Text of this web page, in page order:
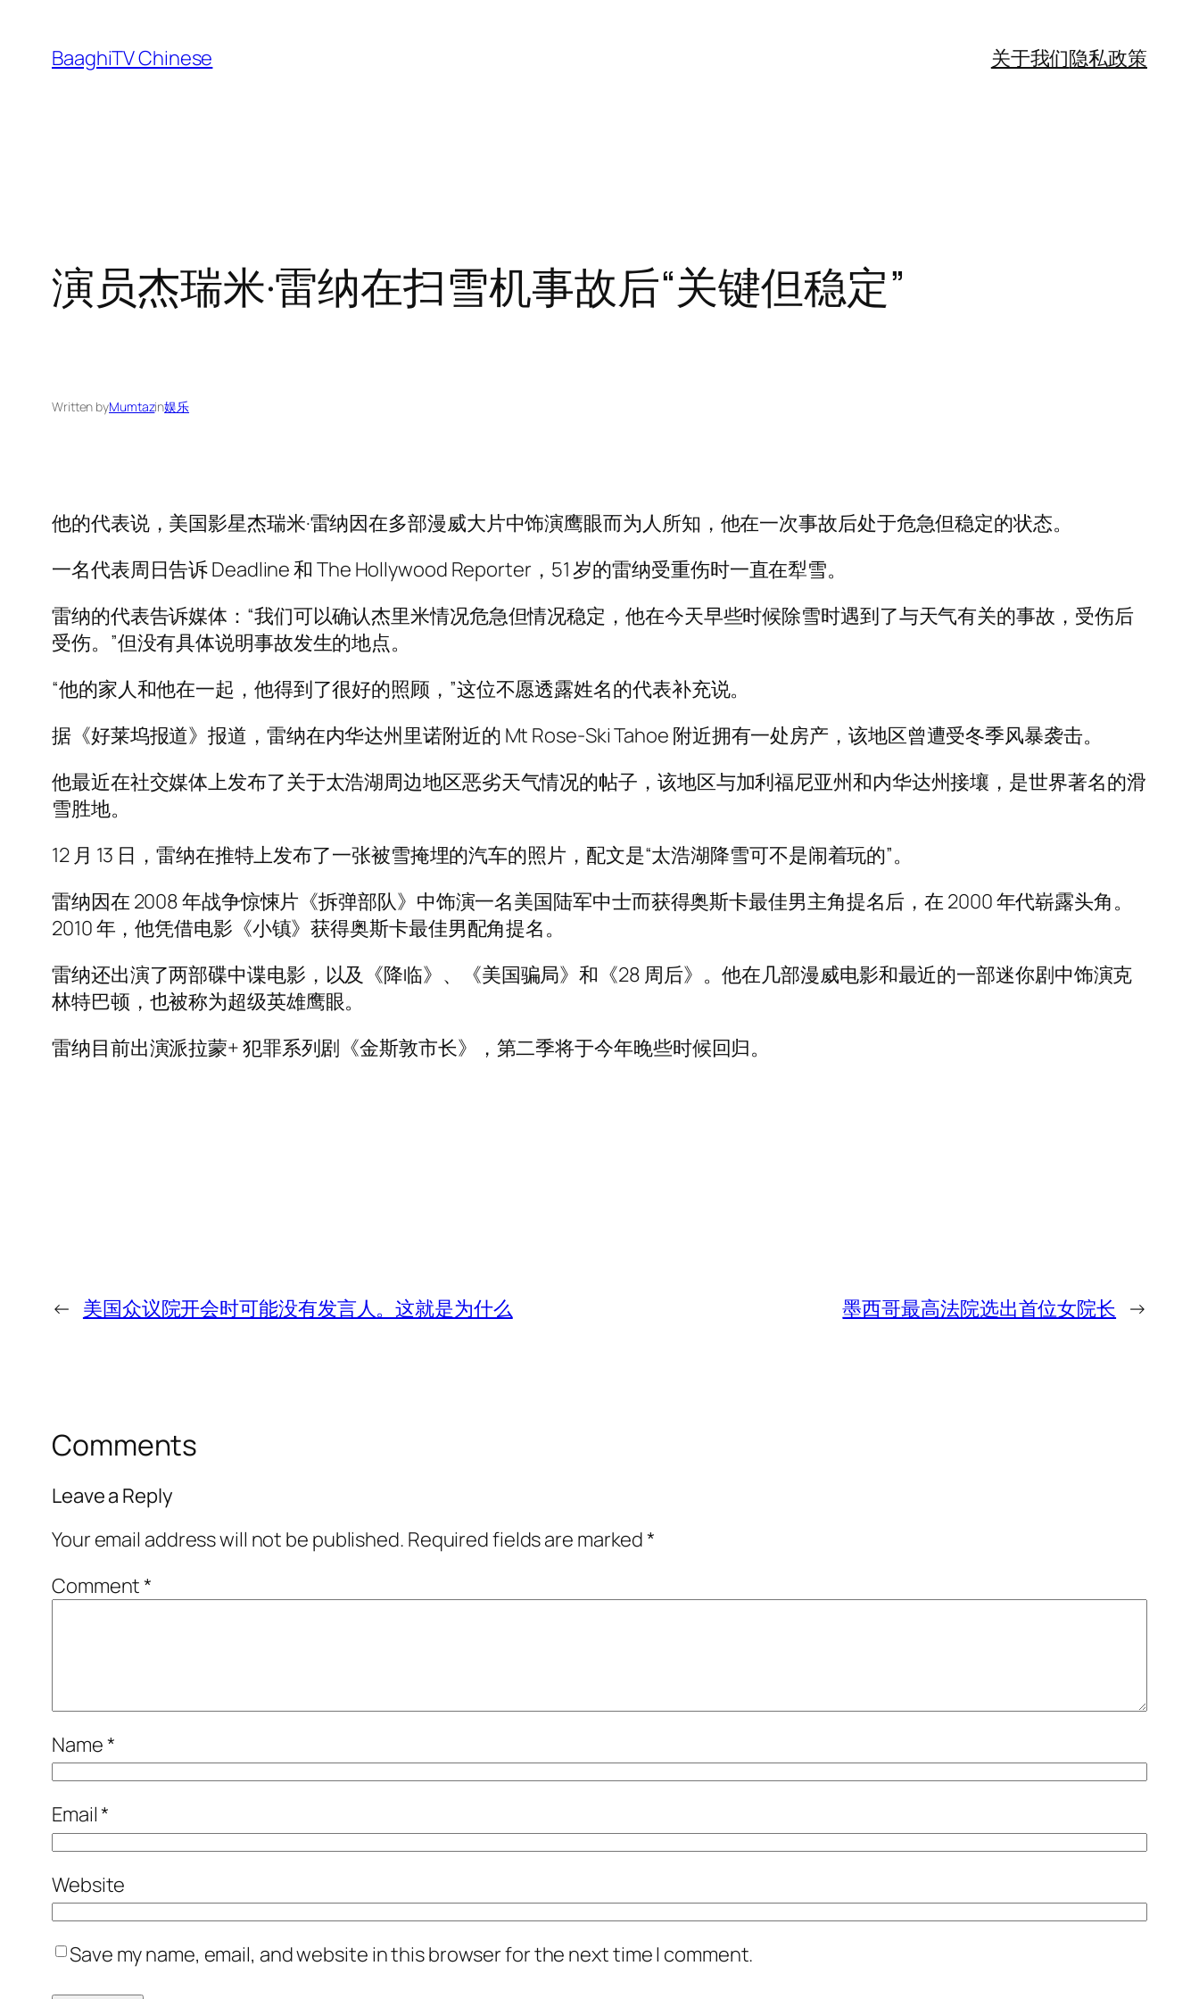
content
BaaghiTV Chinese 关于我们隐私政策
演员杰瑞米·雷纳在扫雪机事故后“关键但稳定”
Written byMumtazin娱乐
他的代表说，美国影星杰瑞米·雷纳因在多部漫威大片中饰演鹰眼而为人所知，他在一次事故后处于危急但稳定的状态。
一名代表周日告诉 Deadline 和 The Hollywood Reporter，51 岁的雷纳受重伤时一直在犁雪。
雷纳的代表告诉媒体：“我们可以确认杰里米情况危急但情况稳定，他在今天早些时候除雪时遇到了与天气有关的事故，受伤后
受伤。”但没有具体说明事故发生的地点。
“他的家人和他在一起，他得到了很好的照顾，”这位不愿透露姓名的代表补充说。
据《好莱坞报道》报道，雷纳在内华达州里诺附近的 Mt Rose-Ski Tahoe 附近拥有一处房产，该地区曾遭受冬季风暴袭击。
他最近在社交媒体上发布了关于太浩湖周边地区恶劣天气情况的帖子，该地区与加利福尼亚州和内华达州接壤，是世界著名的滑
雪胜地。
12 月 13 日，雷纳在推特上发布了一张被雪掩埋的汽车的照片，配文是“太浩湖降雪可不是闹着玩的”。
雷纳因在 2008 年战争惊悚片《拆弹部队》中饰演一名美国陆军中士而获得奥斯卡最佳男主角提名后，在 2000 年代崭露头角。
2010 年，他凭借电影《小镇》获得奥斯卡最佳男配角提名。
雷纳还出演了两部碟中谍电影，以及《降临》、《美国骗局》和《28 周后》。他在几部漫威电影和最近的一部迷你剧中饰演克
林特巴顿，也被称为超级英雄鹰眼。
雷纳目前出演派拉蒙+ 犯罪系列剧《金斯敦市长》，第二季将于今年晚些时候回归。
← 美国众议院开会时可能没有发言人。这就是为什么 墨西哥最高法院选出首位女院长 →
Comments
Leave a Reply
Your email address will not be published. Required fields are marked*
Comment*
Name*
Email*
Website
Save my name, email, and website in this browser for the next time I comment.